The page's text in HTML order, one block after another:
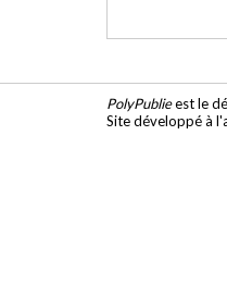
PolyPublieest le
Site développé à